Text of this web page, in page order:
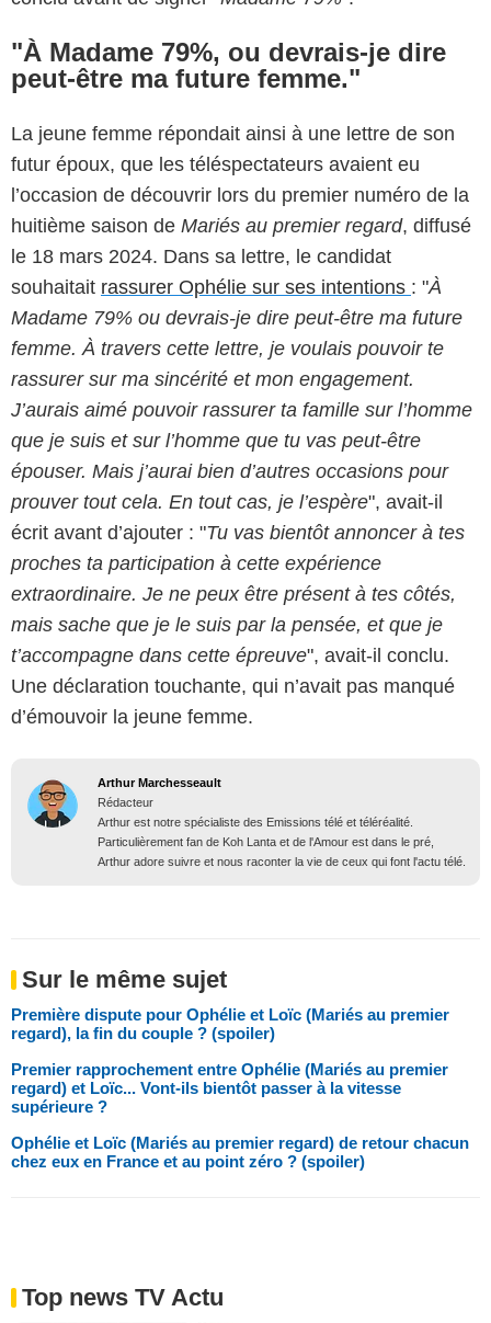
"À Madame 79%, ou devrais-je dire
peut-être ma future femme."
La jeune femme répondait ainsi à une lettre de son
futur époux, que les téléspectateurs avaient eu
l’occasion de découvrir lors du premier numéro de la
huitième saison de Mariés au premier regard, diffusé
le 18 mars 2024. Dans sa lettre, le candidat
souhaitait rassurer Ophélie sur ses intentions : "À
Madame 79% ou devrais-je dire peut-être ma future
femme. À travers cette lettre, je voulais pouvoir te
rassurer sur ma sincérité et mon engagement.
J’aurais aimé pouvoir rassurer ta famille sur l’homme
que je suis et sur l’homme que tu vas peut-être
épouser. Mais j’aurai bien d’autres occasions pour
prouver tout cela. En tout cas, je l’espère", avait-il
écrit avant d’ajouter : "Tu vas bientôt annoncer à tes
proches ta participation à cette expérience
extraordinaire. Je ne peux être présent à tes côtés,
mais sache que je le suis par la pensée, et que je
t’accompagne dans cette épreuve", avait-il conclu.
Une déclaration touchante, qui n’avait pas manqué
d’émouvoir la jeune femme.
Arthur Marchesseault
Rédacteur
Arthur est notre spécialiste des Emissions télé et téléréalité.
Particulièrement fan de Koh Lanta et de l'Amour est dans le pré,
Arthur adore suivre et nous raconter la vie de ceux qui font l'actu télé.
Sur le même sujet
Première dispute pour Ophélie et Loïc (Mariés au premier
regard), la fin du couple ? (spoiler)
Premier rapprochement entre Ophélie (Mariés au premier
regard) et Loïc... Vont-ils bientôt passer à la vitesse
supérieure ?
Ophélie et Loïc (Mariés au premier regard) de retour chacun
chez eux en France et au point zéro ? (spoiler)
Top news TV Actu